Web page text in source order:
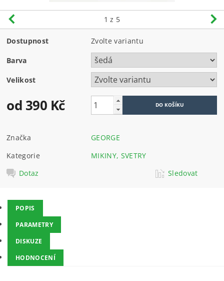
1 z 5
Dostupnost Zvolte variantu
Barva
Velikost
od 390 Kč
Značka
GEORGE
Kategorie
MIKINY, SVETRY
Dotaz
Sledovat
POPIS
PARAMETRY
DISKUZE
HODNOCENÍ